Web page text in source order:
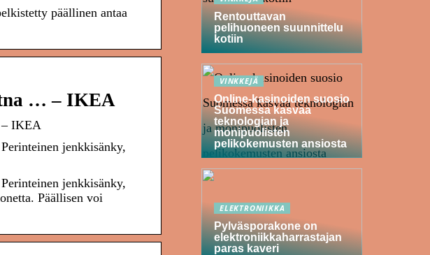
päällinen antaa
… – IKEA
– IKEA
jenkkisänky,
jenkkisänky,
Päällisen voi
Rentouttavan
pelihuoneen suunnittelu
kotiin
VINKKEJÄ
Online-kasinoiden suosio
Suomessa kasvaa
teknologian ja
monipuolisten
pelikokemusten ansiosta
ELEKTRONIIKKA
Pylväsporakone on
elektroniikkaharrastajan
paras kaveri